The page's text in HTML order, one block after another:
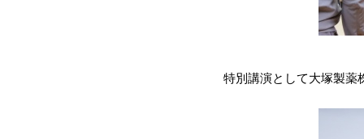
特別講演として大塚製薬